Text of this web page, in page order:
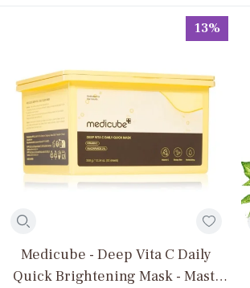
13%
Medicube - Deep Vita C Daily
Quick Brightening Mask - Masti